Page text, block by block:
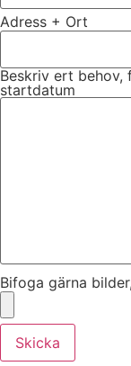
Adress + Ort
Beskriv ert behov,
startdatum
Bifoga gärna
Skicka